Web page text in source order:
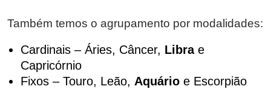
Também temos o agrupamento por modalidades:
Cardinais – Áries, Câncer, Librae
Capricórnio
Fixos – Touro, Leão, Aquário e Escorpião